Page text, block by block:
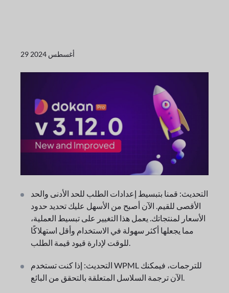
29 أغسطس 2024
التحديث: قمنا بتبسيط إعدادات الطلب للحد الأدنى والحد
الأقصى للقيم. الآن أصبح من الأسهل عليك تحديد حدود
الأسعار لمنتجاتك. يعمل هذا التغيير على تبسيط العملية،
مما يجعلها أكثر سهولة في الاستخدام وأقل استهلاكًا
للوقت لإدارة قيود قيمة الطلب.
التحديث: إذا كنت تستخدم WPML للترجمات، فيمكنك
الآن ترجمة السلاسل المتعلقة بالتحقق من البائع.